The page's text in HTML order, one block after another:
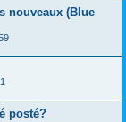
nouveaux (Blue
posté?